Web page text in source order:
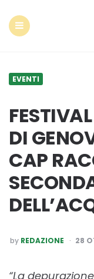
EVENTI
DI
CAP
POSTED
BY
by REDAZIONE 28
“La